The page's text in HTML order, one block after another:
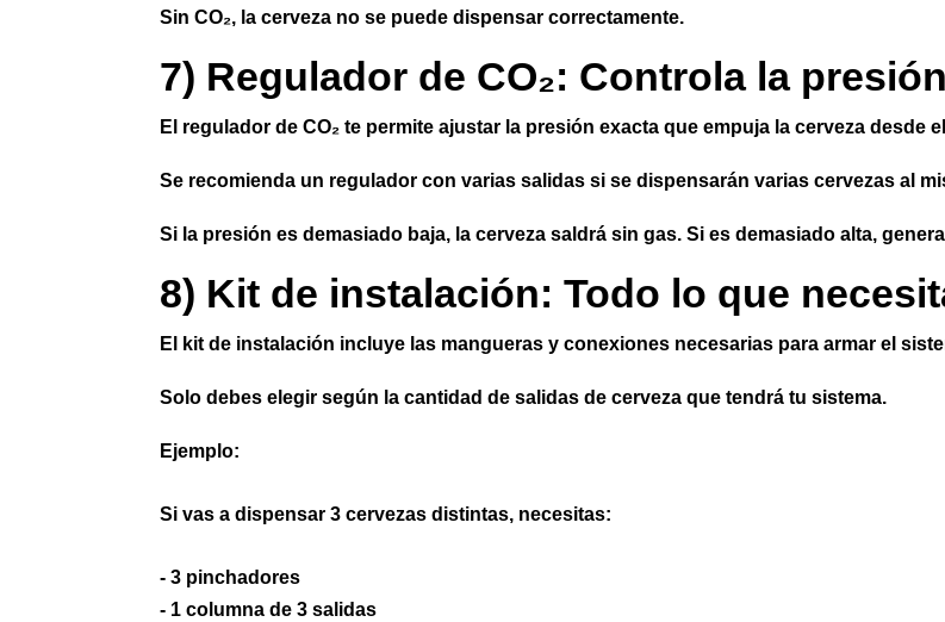
Sin CO₂, la cerveza no se puede dispensar correctamente.
7) Regulador de CO₂: Controla la presión
El regulador de CO₂ te permite ajustar la presión exacta que empuja la cerveza desde
Se recomienda un regulador con varias salidas si se dispensarán varias cervezas al
Si la presión es demasiado baja, la cerveza saldrá sin gas. Si es demasiado alta,
8) Kit de instalación: Todo lo que
El kit de instalación incluye las mangueras y conexiones necesarias para armar el
Solo debes elegir según la cantidad de salidas de cerveza que tendrá tu sistema.
Ejemplo:
Si vas a dispensar 3 cervezas distintas, necesitas:
- 3 pinchadores
- 1 columna de 3 salidas